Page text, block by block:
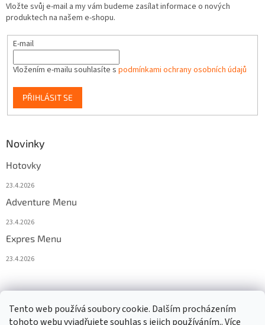
Tento web používá soubory cookie. Dalším procházením
tohoto webu vyjadřujete souhlas s jejich používáním.. Více
Vložte svůj e-mail a my vám budeme zasílat informace o nových
produktech na našem e-shopu.
E-mail
Vložením e-mailu souhlasíte s podmínkami ochrany osobních údajů
PŘIHLÁSIT SE
Novinky
Hotovky
23.4.2026
Adventure Menu
23.4.2026
Expres Menu
23.4.2026